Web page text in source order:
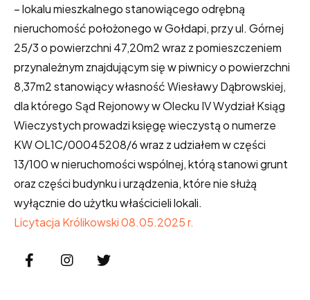
– lokalu mieszkalnego stanowiącego odrębną
nieruchomość położonego w Gołdapi, przy ul. Górnej
25/3 o powierzchni 47,20m2 wraz z pomieszczeniem
przynależnym znajdującym się w piwnicy o powierzchni
8,37m2 stanowiący własność Wiesławy Dąbrowskiej,
dla którego Sąd Rejonowy w Olecku IV Wydział Ksiąg
Wieczystych prowadzi księgę wieczystą o numerze
KW OL1C/00045208/6 wraz z udziałem w części
13/100 w nieruchomości wspólnej, którą stanowi grunt
oraz części budynku i urządzenia, które nie służą
wyłącznie do użytku właścicieli lokali.
Licytacja Królikowski 08.05.2025 r.